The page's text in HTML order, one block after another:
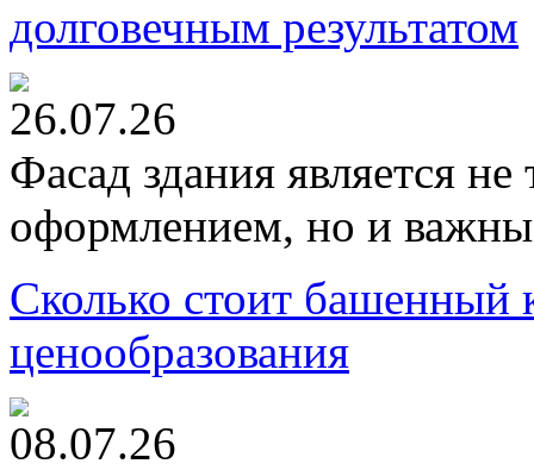
долговечным результатом
26.07.26
Фасад здания является
оформлением, но и
Сколько стоит башенный
ценообразования
08.07.26